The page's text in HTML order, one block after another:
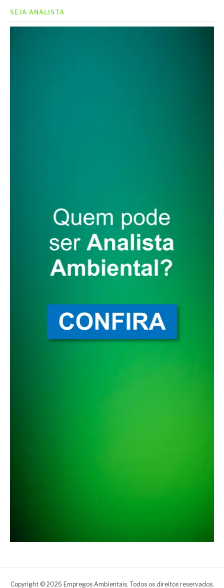
SEJA ANALISTA
Copyright © 2026 Empregos Ambientais. Todos os direitos reservados.